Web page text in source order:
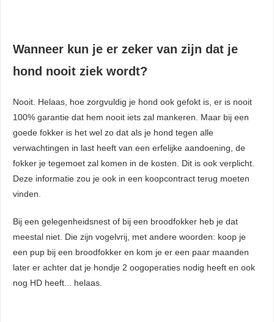
Wanneer kun je er zeker van zijn dat je
hond nooit ziek wordt?
Nooit. Helaas, hoe zorgvuldig je hond ook gefokt is, er is nooit
100% garantie dat hem nooit iets zal mankeren. Maar bij een
goede fokker is het wel zo dat als je hond tegen alle
verwachtingen in last heeft van een erfelijke aandoening, de
fokker je tegemoet zal komen in de kosten. Dit is ook verplicht.
Deze informatie zou je ook in een koopcontract terug moeten
vinden.
Bij een gelegenheidsnest of bij een broodfokker heb je dat
meestal niet. Die zijn vogelvrij, met andere woorden: koop je
een pup bij een broodfokker en kom je er een paar maanden
later er achter dat je hondje 2 oogoperaties nodig heeft en ook
nog HD heeft... helaas.